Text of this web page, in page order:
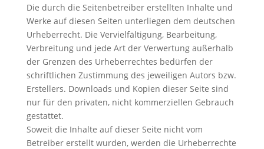
Die durch die Seitenbetreiber erstellten Inhalte und
Werke auf diesen Seiten unterliegen dem deutschen
Urheberrecht. Die Vervielfältigung, Bearbeitung,
Verbreitung und jede Art der Verwertung außerhalb
der Grenzen des Urheberrechtes bedürfen der
schriftlichen Zustimmung des jeweiligen Autors bzw.
Erstellers. Downloads und Kopien dieser Seite sind
nur für den privaten, nicht kommerziellen Gebrauch
gestattet.
Soweit die Inhalte auf dieser Seite nicht vom
Betreiber erstellt wurden, werden die Urheberrechte